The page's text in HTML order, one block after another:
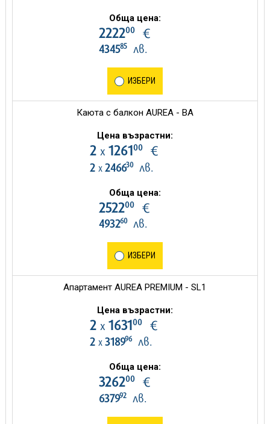
Обща цена:
222200€
434585лв.
ИЗБЕРИ
Каюта с балкон AUREA - BA
Цена възрастни:
2 х 126100€
2 х 246630лв.
Обща цена:
252200€
493260лв.
ИЗБЕРИ
Апартамент AUREA PREMIUM - SL1
Цена възрастни:
2 х 163100€
2 х 318996лв.
Обща цена:
326200€
637992лв.